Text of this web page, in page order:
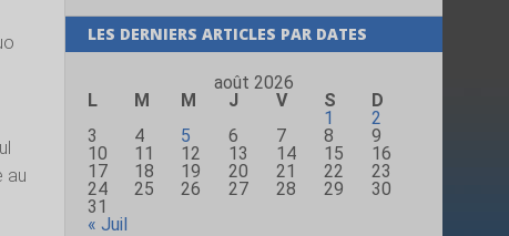
au
LES DERNIERS ARTICLES PAR DATES
août 2026
L
M M J V S
D
1
2
3
4 5 6 7 8
9
10
11 12 13 14 15
16
17
18 19 20 21 22
23
24
25 26 27 28 29
30
31
« Juil